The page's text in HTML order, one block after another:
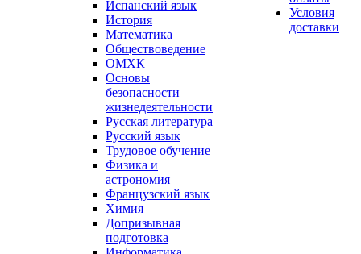
Испанский язык
История
Математика
Обществоведение
ОМХК
Основы
безопасности
жизнедеятельности
Русская литература
Русский язык
Трудовое обучение
Физика и
астрономия
Французский язык
Химия
Допризывная
подготовка
Условия
доставки